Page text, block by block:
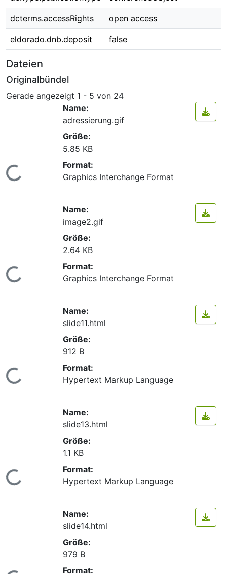
dcterms.accessRights open access
eldorado.dnb.deposit false
Dateien
Originalbündel
Gerade angezeigt 1 - 5 von 24
Lade...
Name:
adressierung.gif
Größe:
5.85 KB
Format:
Graphics Interchange Format
Lade...
Name:
image2.gif
Größe:
2.64 KB
Format:
Graphics Interchange Format
Lade...
Name:
slide11.html
Größe:
912 B
Format:
Hypertext Markup Language
Lade...
Name:
slide13.html
Größe:
1.1 KB
Format:
Hypertext Markup Language
Name:
slide14.html
Größe:
979 B
Format: